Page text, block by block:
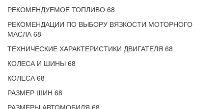
РЕКОМЕНДУЕМОЕ ТОПЛИВО 68
РЕКОМЕНДАЦИИ ПО ВЫБОРУ ВЯЗКОСТИ МОТОРНОГО
МАСЛА 68
ТЕХНИЧЕСКИЕ ХАРАКТЕРИСТИКИ ДВИГАТЕЛЯ 68
КОЛЕСА И ШИНЫ 68
КОЛЕСА 68
РАЗМЕР ШИН 68
РАЗМЕРЫ АВТОМОБИЛЯ 68